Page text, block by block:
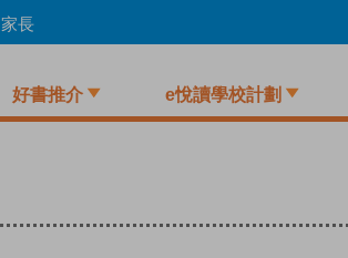
家長
好書推介 e悅讀學校計劃